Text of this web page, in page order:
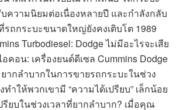
ความนิยมต่อเนื่องหลายปี และกำลังกลับ
ถกระบะขนาดใหญ่ยังคงเติบโต 1989
Turbodiesel: Dodge ไม่มีอะไรจะเสีย
คอน: เครื่องยนต์ดีเซล Cummins Dodge
ากลำบากในการขายรถกระบะในช่วง
ำให้พวกเขามี “ความได้เปรียบ” เล็กน้อย
รียบในช่วงเวลาที่ยากลำบาก? เมื่อคุณ